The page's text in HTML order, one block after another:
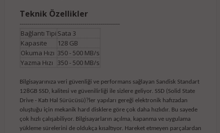
Teknik Özellikler
---------------------------------------------------
Bağlantı Tipi Sata 3
Kapasite
128 GB
Okuma Hızı 350 - 500 MB/s
Yazma Hızı 350 - 500 MB/s
Bilgisayarınıza veri güvenliği ve performans sağlayan Sandisk Standart
128GB SSD, kalitesi ve güvenilirliği ile sizlere geliyor. SSD (Solid State
Drive - Katı Hal Sürücüsü)?ler yapıları gereği elektronik hafızadan
oluştuğu için mekanik hard disklere göre çok daha hızlıdır. Bu sayede
çok hızlı çalışabiliyor. Bilgisayarların açılma, kapanma ve uygulama
yükleme sürelerini de oldukça kısaltıyor. Hareket etmeyen parçalardan